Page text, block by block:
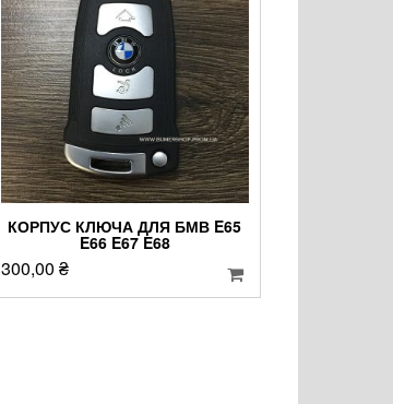
КОРПУС КЛЮЧА ДЛЯ БМВ E65
E66 E67 E68
300,00₴